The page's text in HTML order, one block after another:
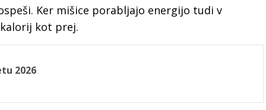
Ker mišice porabljajo energijo tudi v
kot prej.
2026